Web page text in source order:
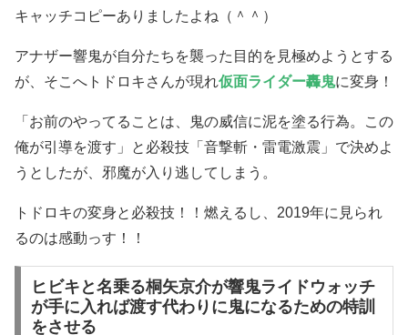
キャッチコピーありましたよね（＾＾）
アナザー響鬼が自分たちを襲った目的を見極めようとする
が、そこへトドロキさんが現れ仮面ライダー轟鬼に変身！
「お前のやってることは、鬼の威信に泥を塗る行為。この
俺が引導を渡す」と必殺技「音撃斬・雷電激震」で決めよ
うとしたが、邪魔が入り逃してしまう。
トドロキの変身と必殺技！！燃えるし、2019年に見られ
るのは感動っす！！
ヒビキと名乗る桐矢京介が響鬼ライドウォッチ
が手に入れば渡す代わりに鬼になるための特訓
をさせる